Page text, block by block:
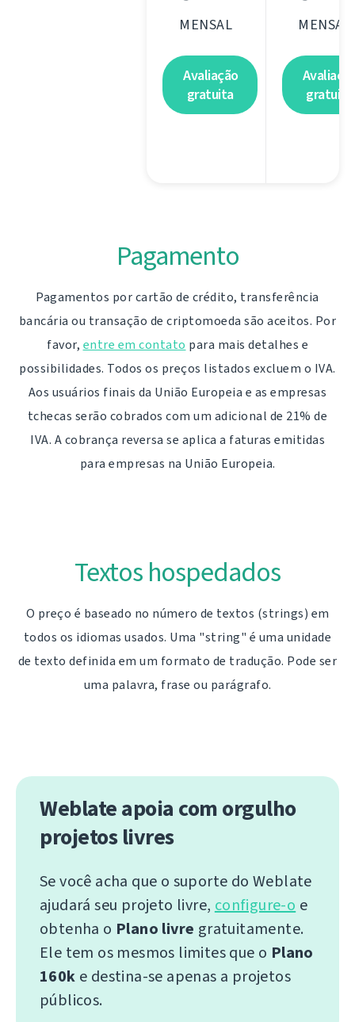
MENSAL
Avaliação
gratuita
MENSAL
gratuita
Pagamento
Pagamentos por cartão de crédito, transferência
bancária ou transação de criptomoeda são aceitos. Por
favor, entre em contato para mais detalhes e
possibilidades. Todos os preços listados excluem o IVA.
Aos usuários finais da União Europeia e as empresas
tchecas serão cobrados com um adicional de 21% de
IVA. A cobrança reversa se aplica a faturas emitidas
para empresas na União Europeia.
Textos hospedados
O preço é baseado no número de textos (strings) em
todos os idiomas usados. Uma "string" é uma unidade
de texto definida em um formato de tradução. Pode ser
uma palavra, frase ou parágrafo.
Weblate apoia com orgulho
projetos livres
Se você acha que o suporte do Weblate
ajudará seu projeto livre,configure-oe
obtenha o Plano livre gratuitamente.
Ele tem os mesmos limites que o Plano
160k e destina-se apenas a projetos
públicos.